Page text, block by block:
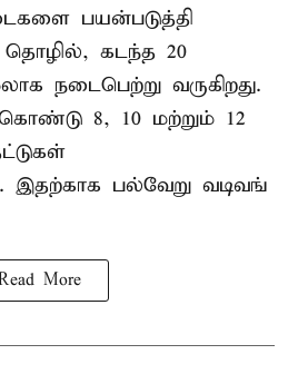
பயன்படுத்தி
தொழில், கடந்த 20
நடைபெற்று வருகிறது.
8, 10 மற்றும் 12
இதற்காக பல்வேறு வடிவங்
More